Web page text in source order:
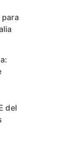
del